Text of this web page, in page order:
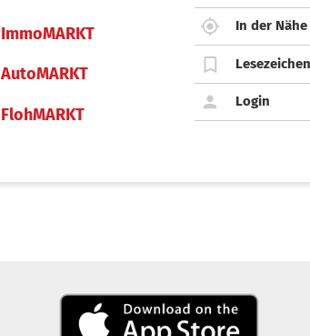
ImmoMARKT
AutoMARKT
FlohMARKT
In der Nähe
Lesezeichen
Login